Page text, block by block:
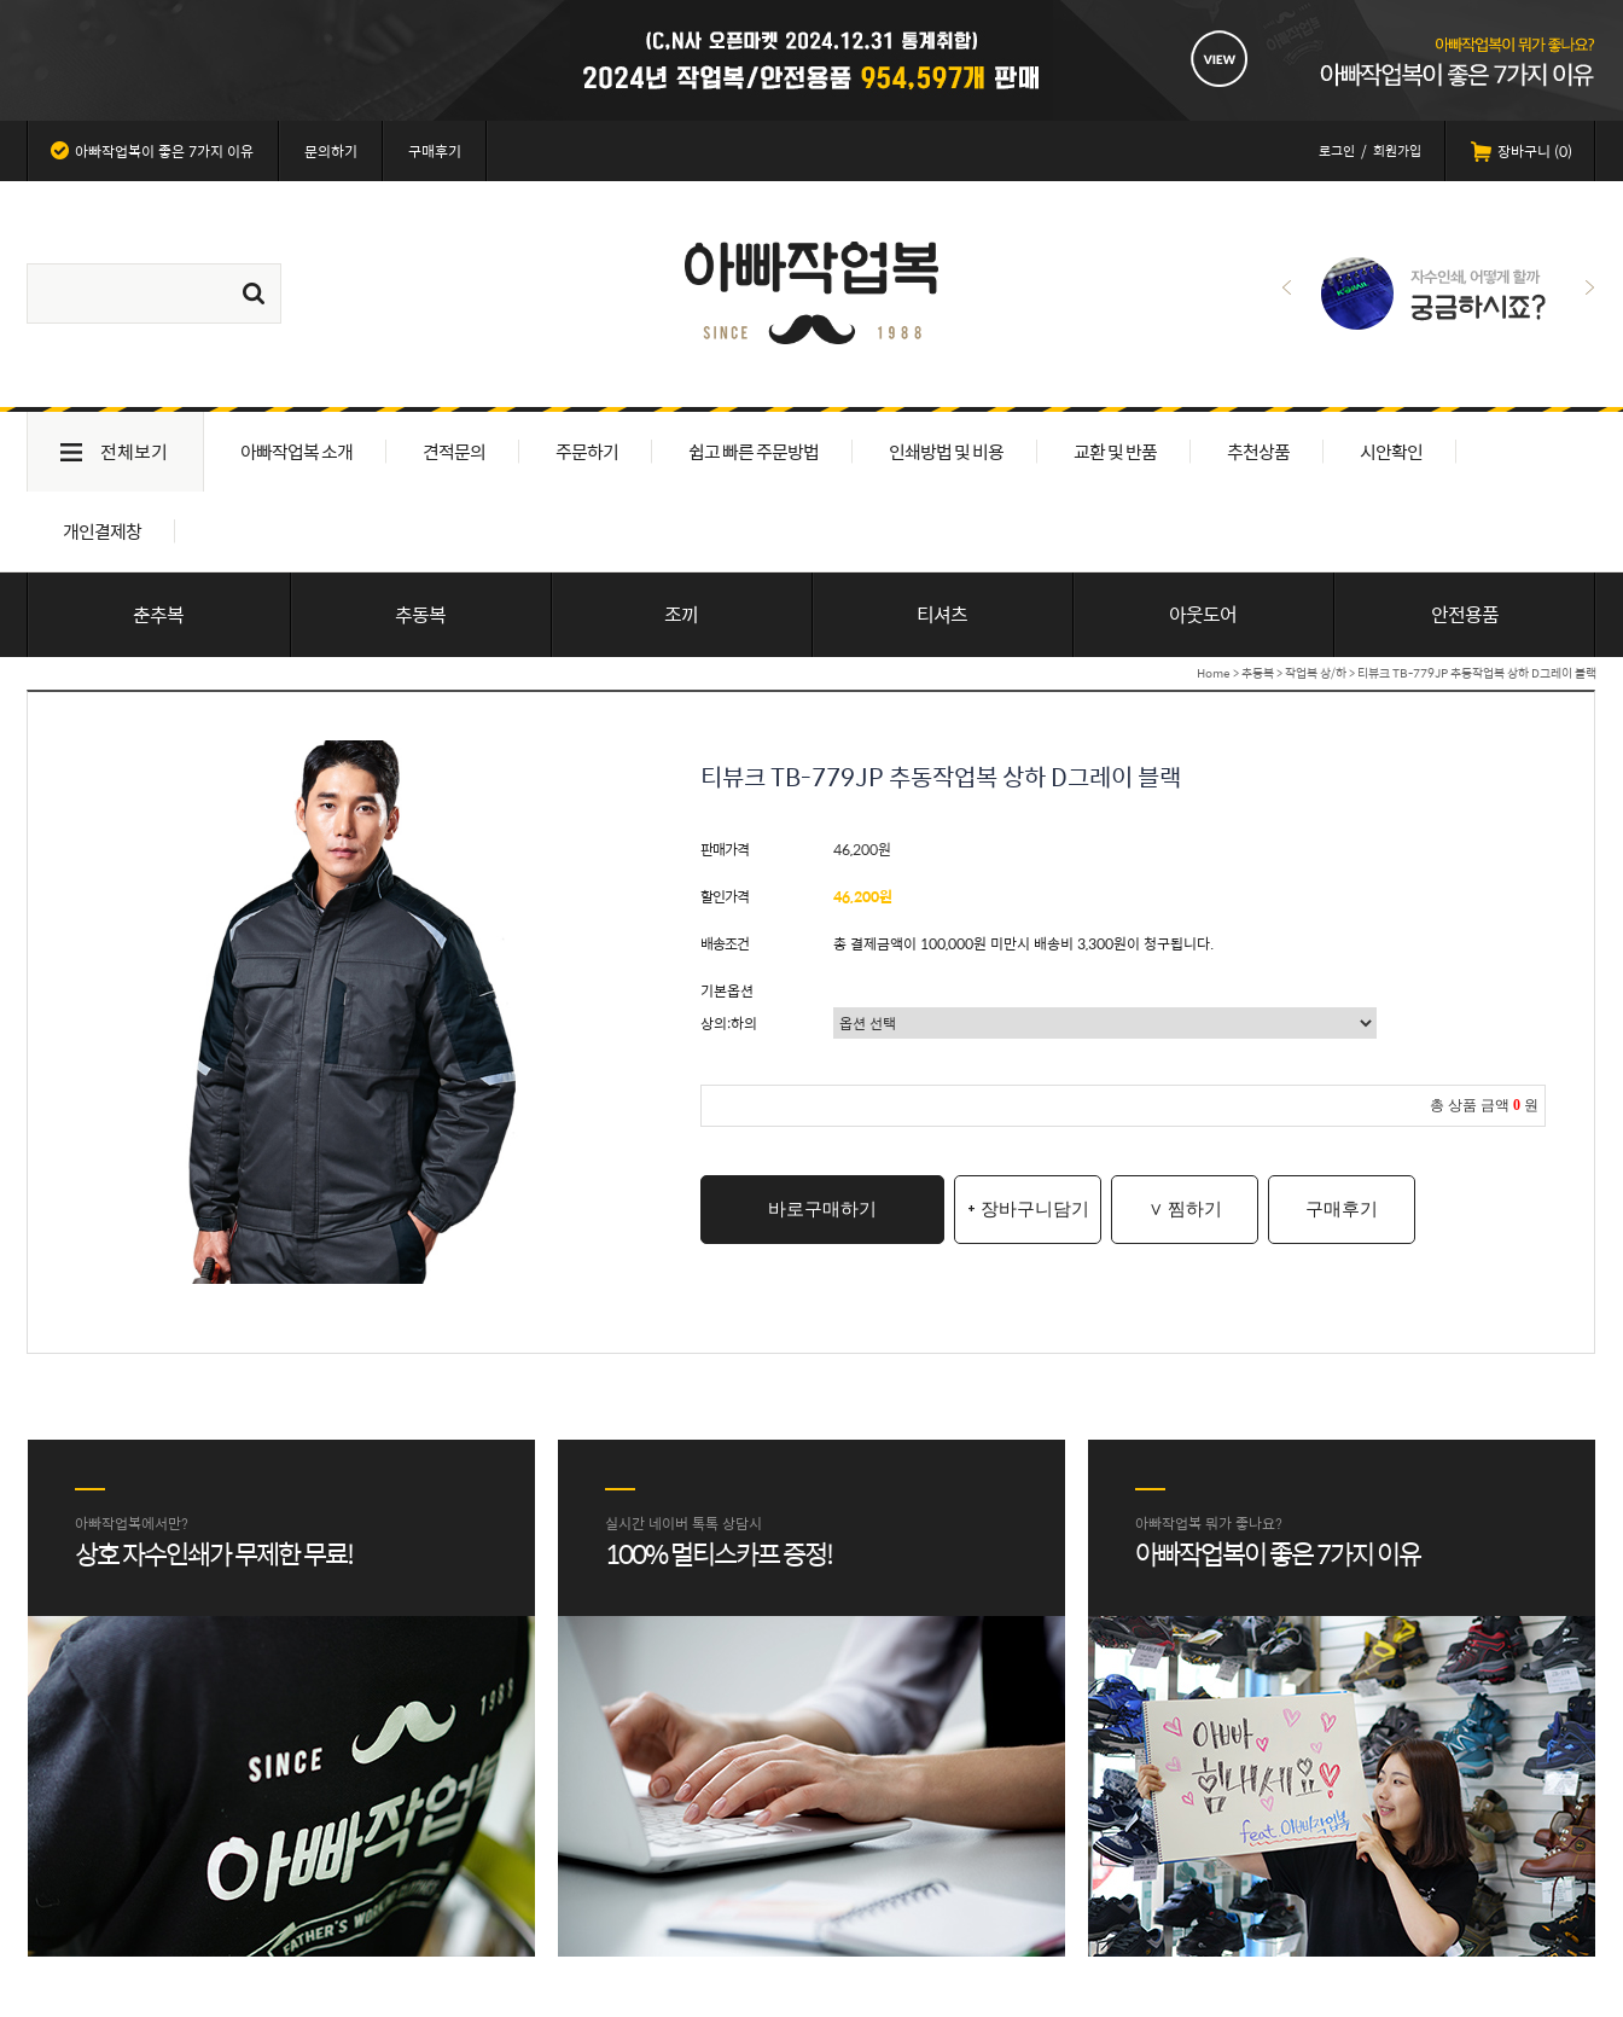
아빠작업복이 좋은 7가지 이유 문의하기 구매후기 로그인 / 회원가입 장바구니 (0)
전체보기 아빠작업복 소개 견적문의 주문하기 쉽고 빠른 주문방법 인쇄방법 및 비용 교환 및 반품 추천상품 시안확인
개인결제창
춘추복 추동복 조끼 티셔츠 아웃도어 안전용품
Home>추동복>작업복 상/하> 티뷰크 TB-779JP 추동작업복 상하 D그레이 블랙
티뷰크 TB-779JP 추동작업복 상하 D그레이 블랙
판매가격 46,200원
할인가격 46,200원
배송조건 총 결제금액이 100,000원 미만시 배송비 3,300원이 청구됩니다.
기본옵션
상의:하의
총 상품 금액 0 원
바로구매하기 + 장바구니담기 ∨ 찜하기 구매후기
아빠작업복에서만?
상호 자수인쇄가 무제한 무료!
실시간 네이버 톡톡 상담시
100% 멀티스카프 증정!
아빠작업복 뭐가 좋나요?
아빠작업복이 좋은 7가지 이유